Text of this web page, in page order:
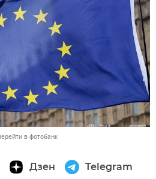
в фотобанк
Дзен Telegram